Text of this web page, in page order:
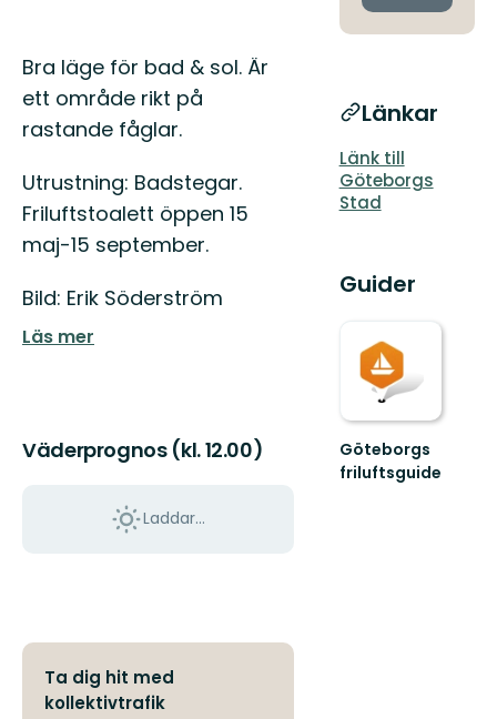
Beskrivning
Bra läge för bad & sol. Är
ett område rikt på
rastande fåglar.
Utrustning: Badstegar.
Friluftstoalett öppen 15
maj-15 september.
Bild: Erik Söderström
Läs mer
Väderprognos (kl. 12.00)
Laddar...
Ta dig hit med
kollektivtrafik
Länkar
Länk till
Göteborgs
Stad
Guider
Göteborgs
friluftsguide